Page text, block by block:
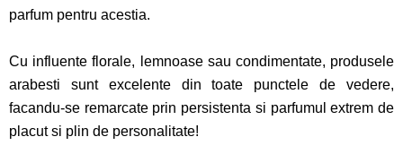
parfum pentru acestia.
Cu influente florale, lemnoase sau condimentate, produsele
arabesti sunt excelente din toate punctele de vedere,
facandu-se remarcate prin persistenta si parfumul extrem de
placut si plin de personalitate!